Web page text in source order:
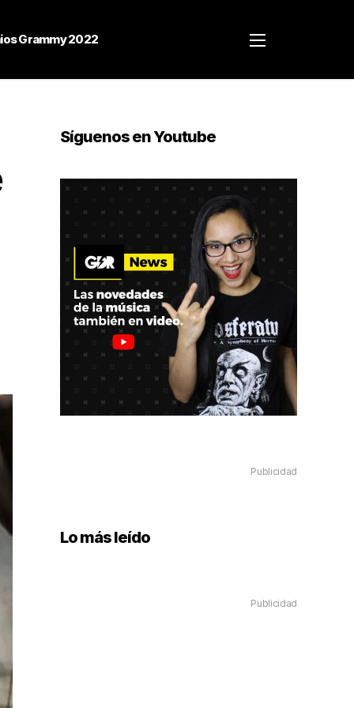
Grammy 2022
Síguenos en Youtube
Publicidad
Lo más leído
Publicidad